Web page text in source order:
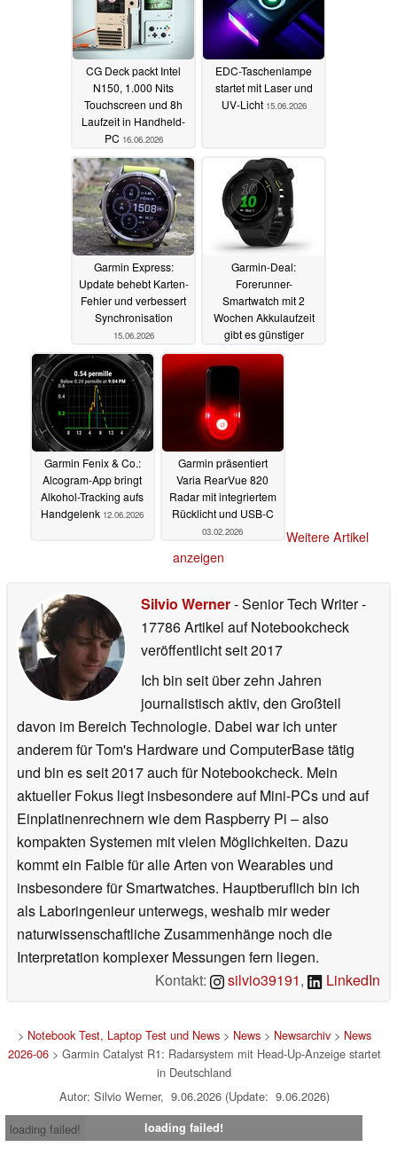
CG Deck packt Intel
N150, 1.000 Nits
Touchscreen und 8h
Laufzeit in Handheld-
PC 16.06.2026
EDC-Taschenlampe
startet mit Laser und
UV-Licht 15.06.2026
Garmin Express:
Update behebt Karten-
Fehler und verbessert
Synchronisation
15.06.2026
Garmin-Deal:
Forerunner-
Smartwatch mit 2
Wochen Akkulaufzeit
gibt es günstiger
14.06.2026
Garmin Fenix & Co.:
Alcogram-App bringt
Alkohol-Tracking aufs
Handgelenk 12.06.2026
Garmin präsentiert
Varia RearVue 820
Radar mit integriertem
Rücklicht und USB-C
03.02.2026
Weitere Artikel
anzeigen
Silvio Werner- Senior Tech Writer-
17786 Artikel auf Notebookcheck
veröffentlichtseit 2017
Ich bin seit über zehn Jahren
journalistisch aktiv, den Großteil
davon im Bereich Technologie. Dabei war ich unter
anderem für Tom's Hardware und ComputerBase tätig
und bin es seit 2017 auch für Notebookcheck. Mein
aktueller Fokus liegt insbesondere auf Mini-PCs und auf
Einplatinenrechnern wie dem Raspberry Pi – also
kompakten Systemen mit vielen Möglichkeiten. Dazu
kommt ein Faible für alle Arten von Wearables und
insbesondere für Smartwatches. Hauptberuflich bin ich
als Laboringenieur unterwegs, weshalb mir weder
naturwissenschaftliche Zusammenhänge noch die
Interpretation komplexer Messungen fern liegen.
Kontakt:
silvio39191, LinkedIn
> Notebook Test, Laptop Test und News> News> Newsarchiv> News
2026-06> Garmin Catalyst R1: Radarsystem mit Head-Up-Anzeige startet
in Deutschland
Autor: Silvio Werner, 9.06.2026 (Update: 9.06.2026)
loading failed!
loading failed!